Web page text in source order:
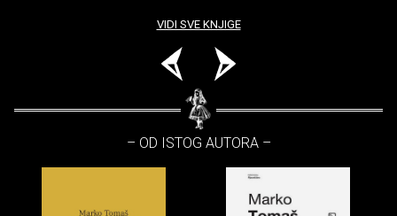
VIDI SVE KNJIGE
– OD ISTOG AUTORA –